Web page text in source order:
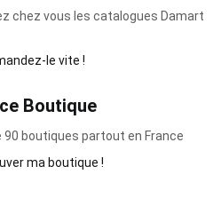
chez vous les catalogues Damart
le vite !
Boutique
90 boutiques partout en France
ma boutique !